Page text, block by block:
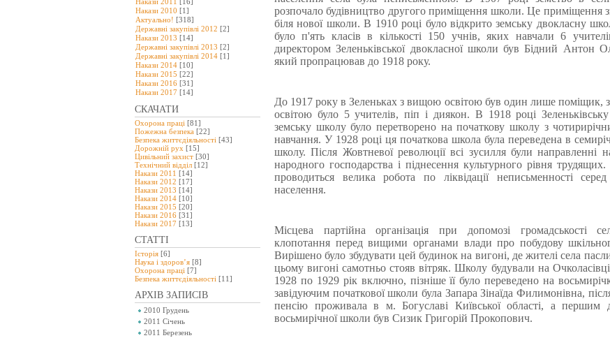
Накази 2010 [1]
Актуально! [318]
Державні закупівлі 2012 [2]
Накази 2013 [14]
Державні закупівлі 2013 [2]
Державні закупівлі 2014 [1]
Накази 2014 [10]
Накази 2015 [22]
Накази 2016 [31]
Накази 2017 [14]
СКАЧАТИ
Охорона праці [81]
Пожежна безпека [22]
Безпека життєдіяльності [43]
Дорожній рух [15]
Цивільний захист [30]
Технічний відділ [12]
Накази 2011 [14]
Накази 2012 [17]
Накази 2013 [14]
Накази 2014 [10]
Накази 2015 [20]
Накази 2016 [31]
Накази 2017 [13]
СТАТТІ
Історія [6]
Наука і здоров’я [8]
Охорона праці [7]
Безпeка життєдіяльності [11]
АРХІВ ЗАПИСІВ
2010 Грудень
2011 Січень
2011 Березень
розпочало будівництво другого приміщення школи. Це приміщення
біля нової школи. В 1910 році було відкрито земську двокласну
було п'ять класів в кількості 150 учнів, яких навчали 6
директором Зеленьківської двокласної школи був Бідний Антон
який пропрацював до 1918 року.
До 1917 року в Зеленьках з вищою освітою був один лише поміщик,
освітою було 5 учителів, піп і диякон. В 1918 році
земську школу було перетворено на початкову школу з
навчання. У 1928 році ця початкова школа була переведена в
школу. Після Жовтневої революції всі зусилля були направленні
народного господарства і піднесення культурного рівня
проводиться велика робота по ліквідації неписьменності
населення.
Місцева партійна організація при допомозі громадськості
клопотання перед вищими органами влади про побудову
Вирішено було збудувати цей будинок на вигоні, де жителі села
цьому вигоні самотньо стояв вітряк. Школу будували на
1928 по 1929 рік включно, пізніше її було переведено на
завідуючим початкової школи була Запара Зінаїда Филимонівна,
пенсію проживала в м. Богуславі Київської області, а першим
восьмирічної школи був Сизик Григорій Прокопович.